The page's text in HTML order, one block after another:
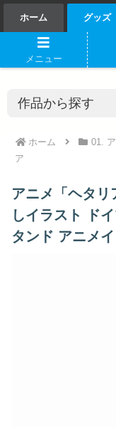
ホーム グッズ
ホーム 01.
ア
アニメ「ヘタ
しイラスト ド
タンド アニメ
メニュー